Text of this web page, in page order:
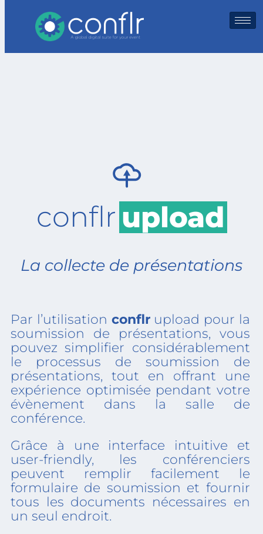
conflr upload
La collecte de présentation​​​s
Par l’utilisation conflrupload pour la
soumission de présentations, vous
pouvez simplifier considérablement
le processus de soumission de
présentations, tout en offrant une
expérience optimisée pendant votre
évènement dans la salle de
conférence.
Grâce à une interface intuitive et
user-friendly, les conférenciers
peuvent remplir facilement le
formulaire de soumission et fournir
tous les documents nécessaires en
un seul endroit.